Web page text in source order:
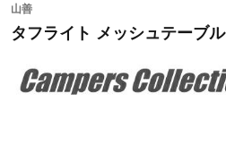
山善
タフライト メッシュテーブル